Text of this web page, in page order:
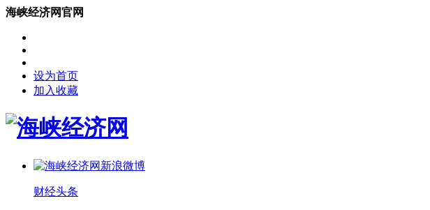
海峡经济网官网
设为首页
加入收藏
财经头条